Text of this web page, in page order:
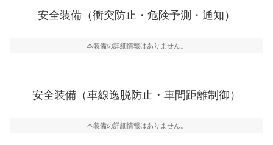
ーキアシスト、ABSなどが装備されています。
車線逸脱防止
車線のはみだしやふらつきを防止するためにレーンキー
安全装備（衝突防止・危険予測・通知）
本装備の詳細情報はありません。
安全装備（車線逸脱防止・車間距離制御）
本装備の詳細情報はありません。